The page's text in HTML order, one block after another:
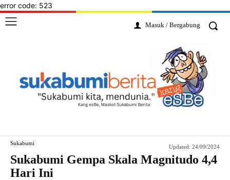
error code: 523
Masuk / Bergabung
Sukabumi
Updated: 24/09/2024
Sukabumi Gempa Skala Magnitudo 4,4
Hari Ini